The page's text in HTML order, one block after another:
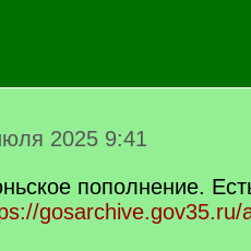
2025 9:41
пополнение.
gosarchive.gov35.ru/